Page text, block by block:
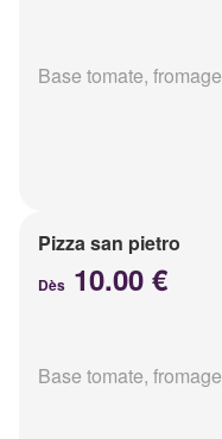
Base tomate,
Pizza san pietro
Dès 10.00 €
Base tomate,